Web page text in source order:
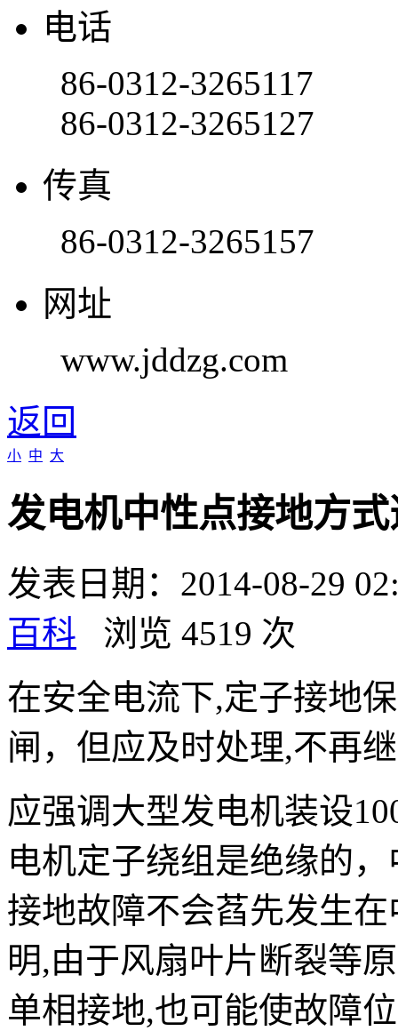
电话
86-0312-3265117
86-0312-3265127
传真
86-0312-3265157
网址
www.jddzg.com
返回
小 中 大
发电机中性点接地方
发表日期：2014-08-29
百科 浏览 4519 次
在安全电流下,定子接地
闸，但应及时处理,不再
应强调大型发电机装设
电机定子绕组是绝缘的
接地故障不会萏先发生
明,由于风扇叶片断裂等
单相接地,也可能使故障